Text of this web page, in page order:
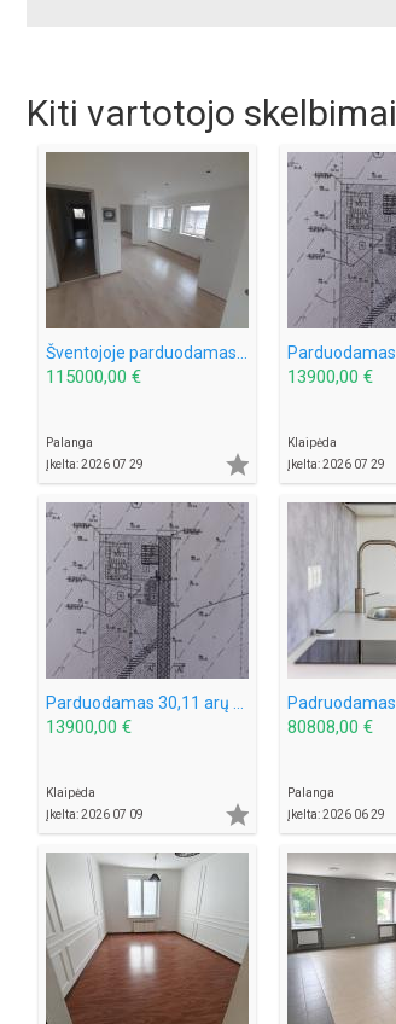
Kiti vartotojo skelbimai
115000,00 €
Palanga
Įkelta: 2026 07 29

13900,00 €
Klaipėda
Įkelta: 2026 07 29
13900,00 €
Klaipėda
Įkelta: 2026 07 09

80808,00 €
Palanga
Įkelta: 2026 06 29